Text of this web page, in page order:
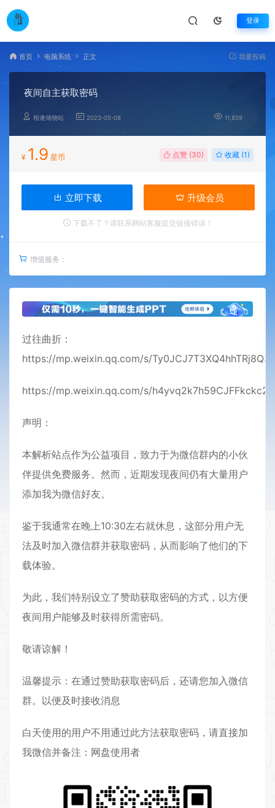
登录
首页 电脑系统 正文 我要投稿
夜间自主获取密码
相逢储物站 2023-05-08 11,859
¥ 1.9 星币 点赞 (30) 收藏 (1)
立即下载 升级会员
下载不了？请联系网站客服提交链接错误！
增值服务：
过往曲折：
https://mp.weixin.qq.com/s/
https://mp.weixin.qq.com/s/
声明：
本解析站点作为公益项目，致力于为微信群内的小伙
伴提供免费服务。然而，近期发现夜间仍有大量用户
添加我为微信好友。
鉴于我通常在晚上10:30左右就休息，这部分用户无
法及时加入微信群并获取密码，从而影响了他们的下
载体验。
为此，我们特别设立了赞助获取密码的方式，以方便
夜间用户能够及时获得所需密码。
敬请谅解！
温馨提示：在通过赞助获取密码后，还请您加入微信
群。以便及时接收消息
白天使用的用户不用通过此方法获取密码，请直接加
我微信并备注：网盘使用者